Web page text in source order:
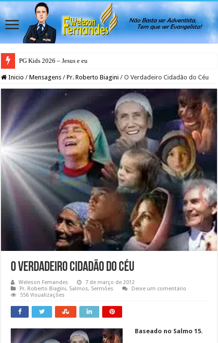
PG Kids 2026 – Jesus e eu
PG Teens 2026 – A Luz do Mundo
Inicio / Mensagens / Pr. Roberto Biagini / O Verdadeiro Cidadão do Céu
O Verdadeiro Cidadão do Céu
Weleson Fernandes
7 de março de 2012
Pr. Roberto Biagini, Salmos, Sermões
Deixe um comentário
556 Visualizações
Baseado no Salmo 15.